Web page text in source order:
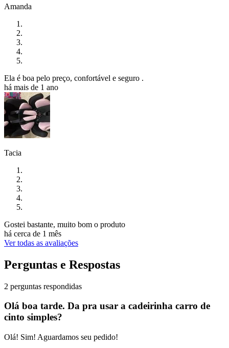
Amanda
Ela é boa pelo preço, confortável e seguro .
há mais de 1 ano
Tacia
Gostei bastante, muito bom o produto
há cerca de 1 mês
Ver todas as avaliações
Perguntas e Respostas
2 perguntas respondidas
Olá boa tarde. Da pra usar a cadeirinha carro de
cinto simples?
Olá! Sim! Aguardamos seu pedido!